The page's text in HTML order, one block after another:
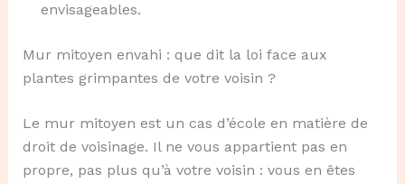
envisageables.
Mur mitoyen envahi : que dit la loi face aux
plantes grimpantes de votre voisin ?
Le mur mitoyen est un cas d’école en matière de
droit de voisinage. Il ne vous appartient pas en
propre, pas plus qu’à votre voisin : vous en êtes